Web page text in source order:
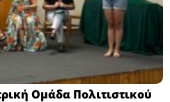
Ομάδα Πολιτιστικού